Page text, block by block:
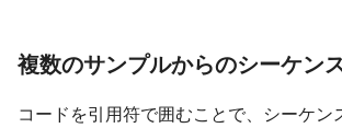
複数のサンプルからのシーケン
コードを引用符で囲むことで、シーケン